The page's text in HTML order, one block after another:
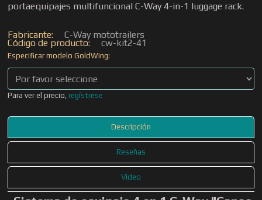
portaequipajes multifuncional C-Way 4-in-1 luggage rack.
Fabricante: C-Way mototrailers
Código de producto: cw-kit2-41
Especificar modelo GoldWing:
Para ver el precio, regístrese
Descripción
Reseñas
Vídeo